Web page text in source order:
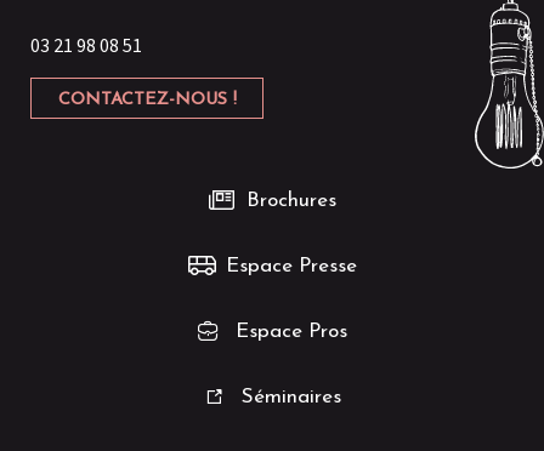
03 21 98 08 51
CONTACTEZ-NOUS !
Brochures
Espace Presse
Espace Pros
Séminaires